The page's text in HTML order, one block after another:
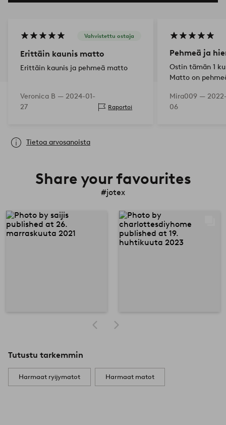
Vahvistettu ostaja
Erittäin kaunis matto
Erittäin kaunis ja pehmeä matto
Veronica B — 2024-01-
27
Raportoi
Pehmeä ja
Ostin tämän 1
Matto on
valkoiseksi.
tähän.
Mira009 —
06
Tietoa arvosanoista
Share your favourites
#jotex
Tutustu tarkemmin
Harmaat ryijymatot Harmaat matot